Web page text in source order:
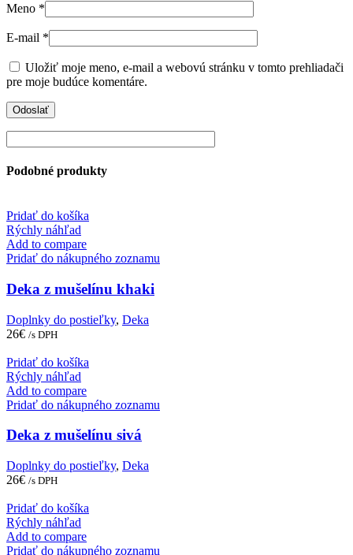
Meno *
E-mail *
Uložiť moje meno, e-mail a webovú stránku v tomto prehliadači
pre moje budúce komentáre.
Podobné produkty
Pridať do košíka
Rýchly náhľad
Add to compare
Pridať do nákupného zoznamu
Deka z mušelínu khaki
Doplnky do postieľky, Deka
26€ /s DPH
Pridať do košíka
Rýchly náhľad
Add to compare
Pridať do nákupného zoznamu
Deka z mušelínu sivá
Doplnky do postieľky, Deka
26€ /s DPH
Pridať do košíka
Rýchly náhľad
Add to compare
Pridať do nákupného zoznamu